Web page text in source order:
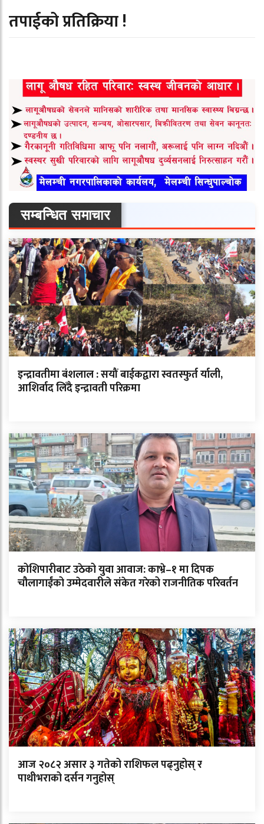
तपाईको प्रतिक्रिया !
सम्बन्धित समाचार
इन्द्रावतीमा बंशलाल : सयौं बाईकद्वारा स्वतस्फुर्त र्याली,
आशिर्वाद लिँदै इन्द्रावती परिक्रमा
कोशिपारीबाट उठेको युवा आवाज: काभ्रे–१ मा दिपक
चौलागाईंको उम्मेदवारीले संकेत गरेको राजनीतिक परिवर्तन
आज २०८२ असार ३ गतेको राशिफल पढ्नुहोस् र
पाथीभराको दर्सन गनुहोस्